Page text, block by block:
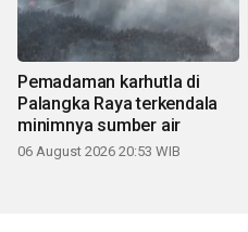
Pemadaman karhutla di
Palangka Raya terkendala
minimnya sumber air
06 August 2026 20:53 WIB